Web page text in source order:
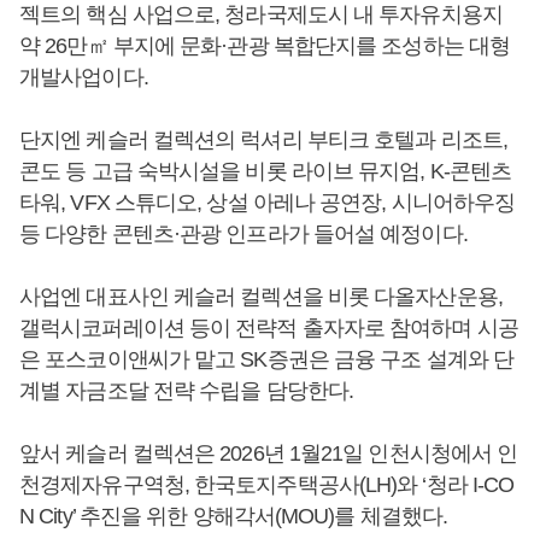
젝트의 핵심 사업으로, 청라국제도시 내 투자유치용지
약 26만㎡ 부지에 문화·관광 복합단지를 조성하는 대형
개발사업이다.
단지엔 케슬러 컬렉션의 럭셔리 부티크 호텔과 리조트,
콘도 등 고급 숙박시설을 비롯 라이브 뮤지엄, K-콘텐츠
타워, VFX 스튜디오, 상설 아레나 공연장, 시니어하우징
등 다양한 콘텐츠·관광 인프라가 들어설 예정이다.
사업엔 대표사인 케슬러 컬렉션을 비롯 다올자산운용,
갤럭시코퍼레이션 등이 전략적 출자자로 참여하며 시공
은 포스코이앤씨가 맡고 SK증권은 금융 구조 설계와 단
계별 자금조달 전략 수립을 담당한다.
앞서 케슬러 컬렉션은 2026년 1월21일 인천시청에서 인
천경제자유구역청, 한국토지주택공사(LH)와 ‘청라 I-CO
N City’ 추진을 위한 양해각서(MOU)를 체결했다.